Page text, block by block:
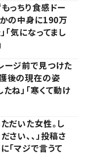
っちり食感ドー
の中身に190万
「気になってまし
ージ前で見つけた
後の現在の姿
ね」「寒くて動け
だいた女性。し
さい、、」投稿さ
「マジで言うて